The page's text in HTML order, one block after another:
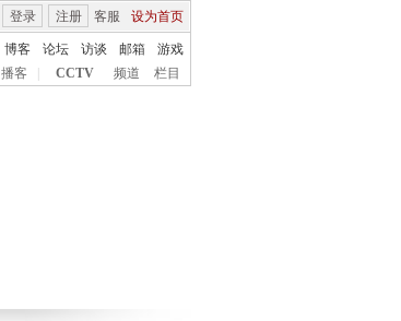
客服 设为首页
登录 注册
博客 论坛 访谈 邮箱
游戏
播客 CCTV 频道 栏目